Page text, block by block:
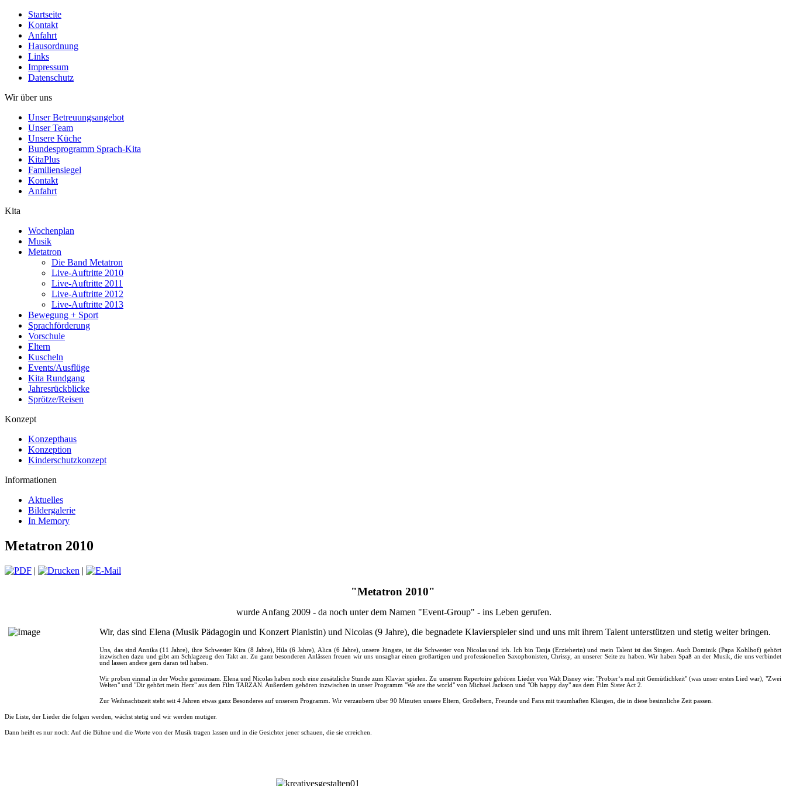
Startseite
Kontakt
Anfahrt
Hausordnung
Links
Impressum
Datenschutz
Wir über uns
Unser Betreuungsangebot
Unser Team
Unsere Küche
Bundesprogramm Sprach-Kita
KitaPlus
Familiensiegel
Kontakt
Anfahrt
Kita
Wochenplan
Musik
Metatron
Die Band Metatron
Live-Auftritte 2010
Live-Auftritte 2011
Live-Auftritte 2012
Live-Auftritte 2013
Bewegung + Sport
Sprachförderung
Vorschule
Eltern
Kuscheln
Events/Ausflüge
Kita Rundgang
Jahresrückblicke
Sprötze/Reisen
Konzept
Konzepthaus
Konzeption
Kinderschutzkonzept
Informationen
Aktuelles
Bildergalerie
In Memory
Metatron 2010
| |
"Metatron 2010"
wurde Anfang 2009 - da noch unter dem Namen "Event-Group" - ins Leben gerufen.
Wir, das sind Elena (Musik Pädagogin und Konzert Pianistin) und Nicolas (9 Jahre), die begnadete Klavierspieler sind und uns mit ihrem Talent unterstützen und stetig weiter bringen.
Uns, das sind Annika (11 Jahre), ihre Schwester Kira (8 Jahre), Hila (6 Jahre), Alica (6 Jahre), unsere Jüngste, ist die Schwester von Nicolas und ich. Ich bin Tanja (Erzieherin) und mein Talent ist das Singen. Auch Dominik (Papa Kohlhof) gehört
inzwischen dazu und gibt am Schlagzeug den Takt an. Zu ganz besonderen Anlässen freuen wir uns unsagbar einen großartigen und professionellen Saxophonisten, Chrissy, an unserer Seite zu haben. Wir haben Spaß an der Musik, die uns verbindet
und lassen andere gern daran teil haben.
Wir proben einmal in der Woche gemeinsam. Elena und Nicolas haben noch eine zusätzliche Stunde zum Klavier spielen. Zu unserem Repertoire gehören Lieder von Walt Disney wie: "Probier‘s mal mit Gemütlichkeit" (was unser erstes Lied war), "Zwei
Welten" und "Dir gehört mein Herz" aus dem Film TARZAN. Außerdem gehören inzwischen in unser Programm "We are the world" von Michael Jackson und "Oh happy day" aus dem Film Sister Act 2.
Zur Weihnachtszeit steht seit 4 Jahren etwas ganz Besonderes auf unserem Programm. Wir verzaubern über 90 Minuten unsere Eltern, Großeltern, Freunde und Fans mit traumhaften Klängen, die in diese besinnliche Zeit passen.
Die Liste, der Lieder die folgen werden, wächst stetig und wir werden mutiger.
Dann heißt es nur noch: Auf die Bühne und die Worte von der Musik tragen lassen und in die Gesichter jener schauen, die sie erreichen.